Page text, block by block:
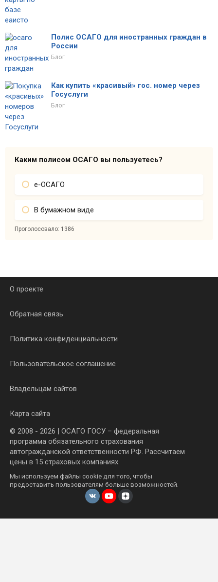
Полис ОСАГО для иностранных граждан в
России
Блог
Как купить «красивый» гос. номер через
Госуслуги
Блог
Каким полисом ОСАГО вы пользуетесь?
е-ОСАГО
В бумажном виде
Проголосовало: 1386
О проекте
Обратная связь
Политика конфиденциальности
Пользовательское соглашение
Владельцам сайтов
Карта сайта
© 2008 - 2026 | ОСАГО ГОСУ – федеральная
программа обязательного страхования
автогражданской ответственности РФ. Рассчитаем
цены в 15 страховых компаниях.
Мы используем файлы cookie для того, чтобы
предоставить пользователям больше возможностей.